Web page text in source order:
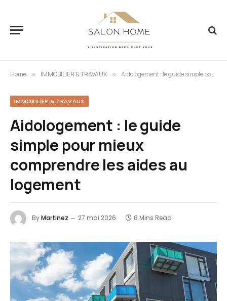
Home » IMMOBILIER & TRAVAUX » Aidologement : le guide simple pour mieux comprendre les aides au logement
IMMOBILIER & TRAVAUX
Aidologement : le guide
simple pour mieux
comprendre les aides au
logement
ByMartinez 27 mai 2026 8 Mins Read